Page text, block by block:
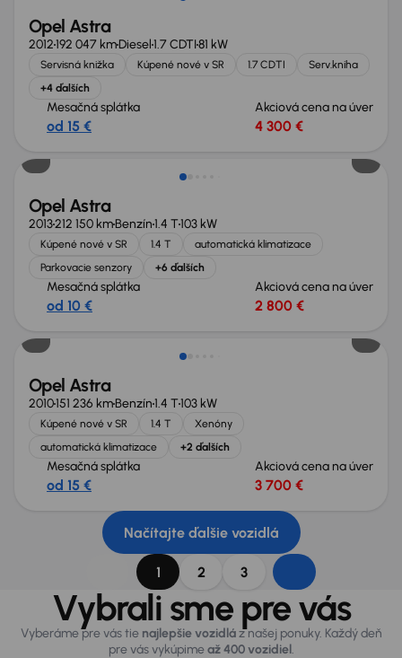
Opel Astra
2012192 047 kmDiesel1.7 CDTI81 kW
Servisná knižka Kúpené nové v SR 1.7 CDTI
Serv.kniha
+4 ďalších
Mesačná splátka
od 15 €
Akciová cena na úver
4 300 €
Opel Astra
2013212 150 kmBenzín1.4 T103 kW
Kúpené nové v SR 1.4 T
automatická klimatizace
Parkovacie senzory
+6 ďalších
Mesačná splátka
od 10 €
Akciová cena na úver
2 800 €
Opel Astra
2010151 236 kmBenzín1.4 T103 kW
Kúpené nové v SR 1.4 T
Xenóny
automatická klimatizace
+2 ďalších
Mesačná splátka
od 15 €
Akciová cena na úver
3 700 €
Načítajte ďalšie vozidlá
1 2 3
Vybrali sme pre vás
Vyberáme pre vás tie najlepšie vozidláz našej ponuky. Každý deň
pre vás vykúpimeaž 400 vozidiel.